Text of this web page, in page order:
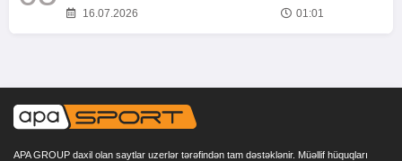
16.07.2026 01:01
APA GROUP daxil olan saytlar uzerlər tərəfindən tam dəstəklənir. Müəllif hüquqları